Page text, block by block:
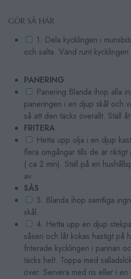
GÖR SÅ HÄR
1. Dela kycklingen i
och salta. Vänd runt kycklingen
PANERING
Panering:Blanda ihop alla
paneringen i en djup skål och
så att den täcks överallt. Ställ
FRITERA
Hetta upp olja i en djup
flera omgångar tills de är
( ca 2 min). Ställ på en
av.
SÅS
3. Blanda ihop samtliga
skål.
4. Hetta upp en djup
såsen och låt kokas hastigt på
friterade kycklingen i pannan
täcks helt. Toppa med
över. Servera med ris eller i en